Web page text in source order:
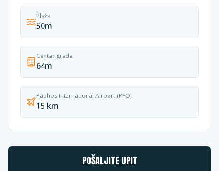
Plaža
50m
Centar grada
64m
Paphos International Airport (PFO)
15 km
POŠALJITE UPIT